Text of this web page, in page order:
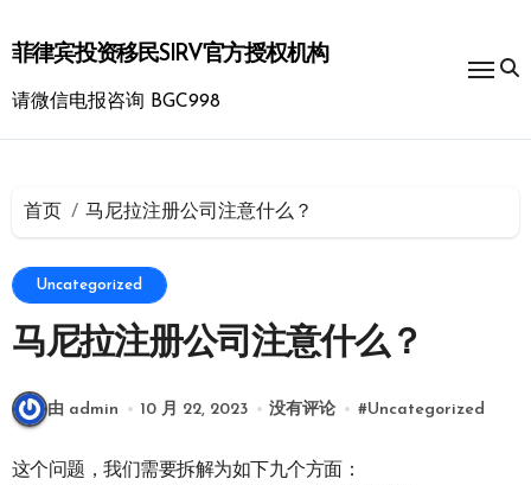
到
内
菲律宾投资移民SIRV官方授权机构
请微信电报咨询 BGC998
首页 马尼拉注册公司注意什么？
Uncategorized
马尼拉注册公司注意什么？
由 admin 10 月 22, 2023 没有评论 #Uncategorized
这个问题，我们需要拆解为如下九个方面：